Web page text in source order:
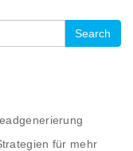
für mehr